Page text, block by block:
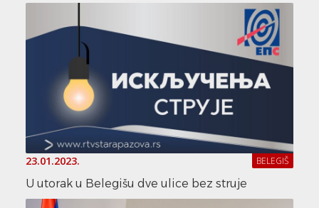
23.01.2023. BELEGIŠ
U utorak u Belegišu dve ulice bez struje